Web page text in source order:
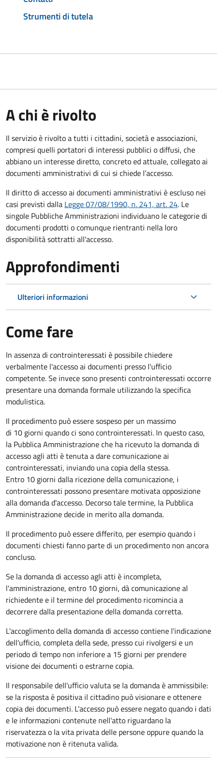
Strumenti di tutela
A chi è rivolto
Il servizio è rivolto a tutti i cittadini, società e associazioni,
compresi quelli portatori di interessi pubblici o diffusi, che
abbiano un interesse diretto, concreto ed attuale, collegato ai
documenti amministrativi di cui si chiede l’accesso.
Il diritto di accesso ai documenti amministrativi è escluso nei
casi previsti dalla Legge 07/08/1990, n. 241, art. 24. Le
singole Pubbliche Amministrazioni individuano le categorie di
documenti prodotti o comunque rientranti nella loro
disponibilità sottratti all'accesso.
Approfondimenti
Ulteriori informazioni
Come fare
In assenza di controinteressati è possibile chiedere
verbalmente l'accesso ai documenti presso l'ufficio
competente. Se invece sono presenti controinteressati occorre
presentare una domanda formale utilizzando la specifica
modulistica.
Il procedimento può essere sospeso per un massimo
di 10 giorni quando ci sono controinteressati. In questo caso,
la Pubblica Amministrazione che ha ricevuto la domanda di
accesso agli atti è tenuta a dare comunicazione ai
controinteressati, inviando una copia della stessa.
Entro 10 giorni dalla ricezione della comunicazione, i
controinteressati possono presentare motivata opposizione
alla domanda d'accesso. Decorso tale termine, la Pubblica
Amministrazione decide in merito alla domanda.
Il procedimento può essere differito, per esempio quando i
documenti chiesti fanno parte di un procedimento non ancora
concluso.
Se la domanda di accesso agli atti è incompleta,
l'amministrazione, entro 10 giorni, dà comunicazione al
richiedente e il termine del procedimento ricomincia a
decorrere dalla presentazione della domanda corretta.
L'accoglimento della domanda di accesso contiene l'indicazione
dell'ufficio, completa della sede, presso cui rivolgersi e un
periodo di tempo non inferiore a 15 giorni per prendere
visione dei documenti o estrarne copia.
Il responsabile dell'ufficio valuta se la domanda è ammissibile:
se la risposta è positiva il cittadino può visionare e ottenere
copia dei documenti. L'accesso può essere negato quando i dati
e le informazioni contenute nell'atto riguardano la
riservatezza o la vita privata delle persone oppure quando la
motivazione non è ritenuta valida.